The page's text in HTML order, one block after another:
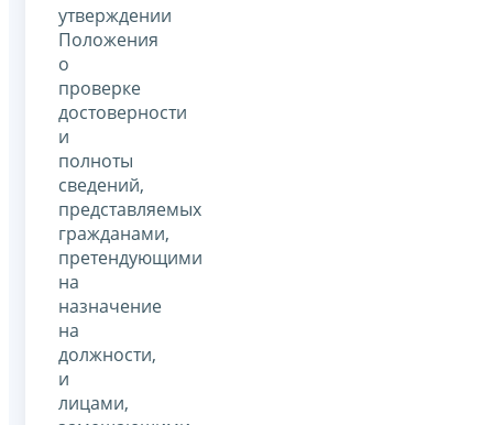
утверждении
Положения
о
проверке
достоверности
и
полноты
сведений,
представляемых
гражданами,
претендующими
на
назначение
на
должности,
и
лицами,